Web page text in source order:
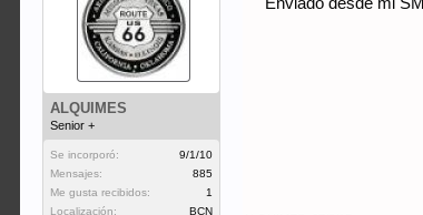
ALQUIMES
Senior +
Se incorporó:
9/1/10
Mensajes:
885
Me gusta recibidos:
1
Localización:
BCN